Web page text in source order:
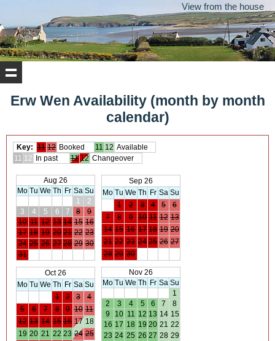
View from the house
Erw Wen Availability (month by month
calendar)
Key: 11 12 Booked 11 12 Available
11 12 In past 11 12 Changeover
Aug 26
Mo Tu We Th Fr Sa Su
1
2
3
4 5 6 7 8
9
10 11 12 13 14 15 16
17 18 19 20 21 22 23
24 25 26 27 28 29 30
31
Sep 26
Mo Tu We Th Fr Sa Su
1
2 3 4 5
6
7
8 9 10 11 12 13
14 15 16 17 18 19 20
21 22 23 24 25 26 27
28 29 30
Oct 26
Mo Tu We Th Fr Sa Su
1
2 3
4
5
6 7 8 9 10 11
12 13 14 15 16 17 18
19 20 21 22 23 24 25
Nov 26
Mo Tu We Th Fr Sa Su
1
2
3 4 5 6 7
8
9
10 11 12 13 14 15
16 17 18 19 20 21 22
23 24 25 26 27 28 29